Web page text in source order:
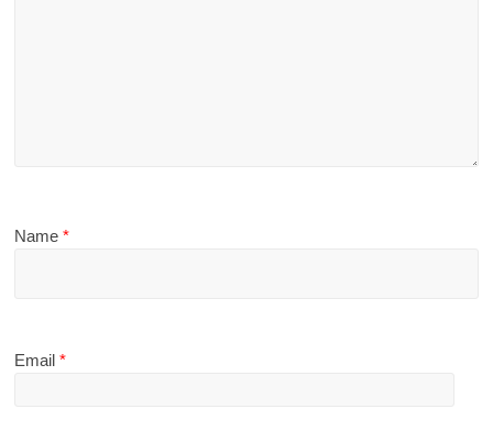
Name*
Email*